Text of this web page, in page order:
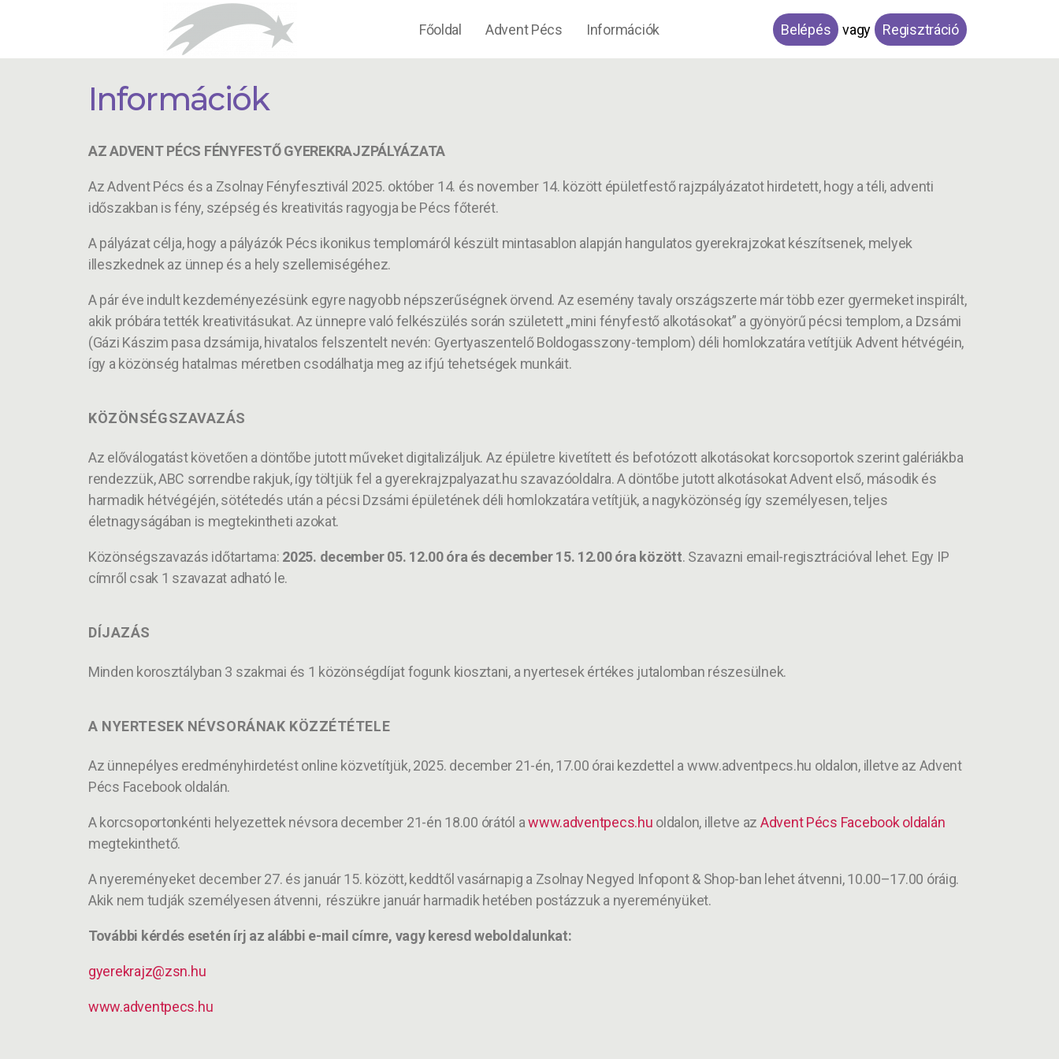
Főoldal Advent Pécs Információk Belépés vagy Regisztráció
Információk
AZ ADVENT PÉCS FÉNYFESTŐ GYEREKRAJZPÁLYÁZATA
Az Advent Pécs és a Zsolnay Fényfesztivál 2025. október 14. és november 14. között épületfestő rajzpályázatot hirdetett, hogy a téli, adventi
időszakban is fény, szépség és kreativitás ragyogja be Pécs főterét.
A pályázat célja, hogy a pályázók Pécs ikonikus templomáról készült mintasablon alapján hangulatos gyerekrajzokat készítsenek, melyek
illeszkednek az ünnep és a hely szellemiségéhez.
A pár éve indult kezdeményezésünk egyre nagyobb népszerűségnek örvend. Az esemény tavaly országszerte már több ezer gyermeket inspirált,
akik próbára tették kreativitásukat. Az ünnepre való felkészülés során született „mini fényfestő alkotásokat” a gyönyörű pécsi templom, a Dzsámi
(Gázi Kászim pasa dzsámija, hivatalos felszentelt nevén: Gyertyaszentelő Boldogasszony-templom) déli homlokzatára vetítjük Advent hétvégéin,
így a közönség hatalmas méretben csodálhatja meg az ifjú tehetségek munkáit.
KÖZÖNSÉGSZAVAZÁS
Az előválogatást követően a döntőbe jutott műveket digitalizáljuk. Az épületre kivetített és befotózott alkotásokat korcsoportok szerint galériákba
rendezzük, ABC sorrendbe rakjuk, így töltjük fel a gyerekrajzpalyazat.hu szavazóoldalra. A döntőbe jutott alkotásokat Advent első, második és
harmadik hétvégéjén, sötétedés után a pécsi Dzsámi épületének déli homlokzatára vetítjük, a nagyközönség így személyesen, teljes
életnagyságában is megtekintheti azokat.
Közönségszavazás időtartama: 2025. december 05. 12.00 óra és december 15. 12.00 óra között. Szavazni email-regisztrációval lehet. Egy IP
címről csak 1 szavazat adható le.
DÍJAZÁS
Minden korosztályban 3 szakmai és 1 közönségdíjat fogunk kiosztani, a nyertesek értékes jutalomban részesülnek.
A NYERTESEK NÉVSORÁNAK KÖZZÉTÉTELE
Az ünnepélyes eredményhirdetést online közvetítjük, 2025. december 21-én, 17.00 órai kezdettel a www.adventpecs.hu oldalon, illetve az Advent
Pécs Facebook oldalán.
A korcsoportonkénti helyezettek névsora december 21-én 18.00 órától awww.adventpecs.hu oldalon, illetve az Advent Pécs Facebook oldalán
megtekinthető.
A nyereményeket december 27. és január 15. között, keddtől vasárnapig a Zsolnay Negyed Infopont & Shop-ban lehet átvenni, 10.00–17.00 óráig.
Akik nem tudják személyesen átvenni, részükre január harmadik hetében postázzuk a nyereményüket.
További kérdés esetén írj az alábbi e-mail címre, vagy keresd weboldalunkat:
gyerekrajz@zsn.hu
www.adventpecs.hu